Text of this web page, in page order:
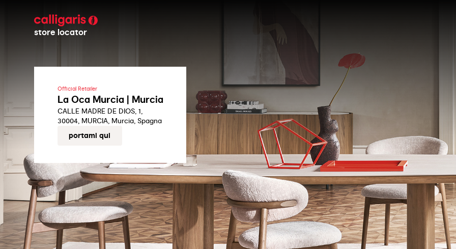
store locator
Official Retailer
La Oca Murcia | Murcia
CALLE MADRE DE DIOS, 1,
30004, MURCIA, Murcia, Spagna
portami qui